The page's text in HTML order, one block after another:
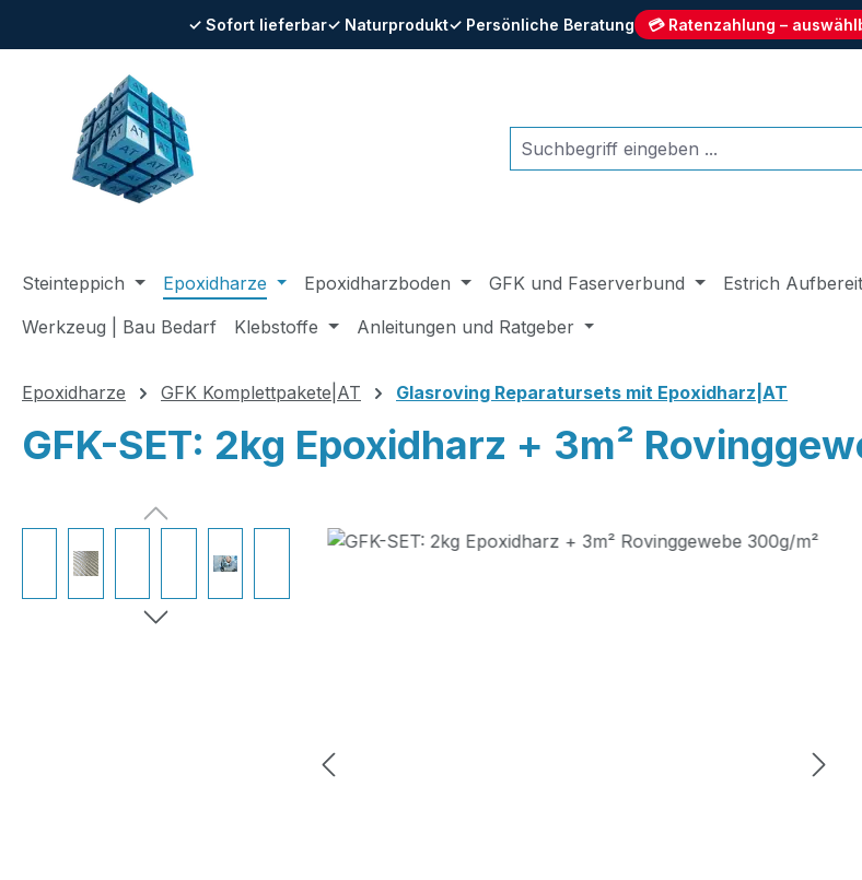
✓ Sofort lieferbar✓ Naturprodukt✓ Persönliche Beratung 💳 Ratenzahlung –
Hauptinhalt springen
Zur Suche springen
Zur Hauptnavigation springen
Steinteppich Epoxidharze Epoxidharzboden GFK und Faserverbund Estrich
Werkzeug | Bau Bedarf
Klebstoffe Anleitungen und Ratgeber
Epoxidharze GFK Komplettpakete|AT Glasroving Reparatursets mit Epoxidharz|AT
GFK-SET: 2kg Epoxidharz + 3m²
Bildergalerie überspringen